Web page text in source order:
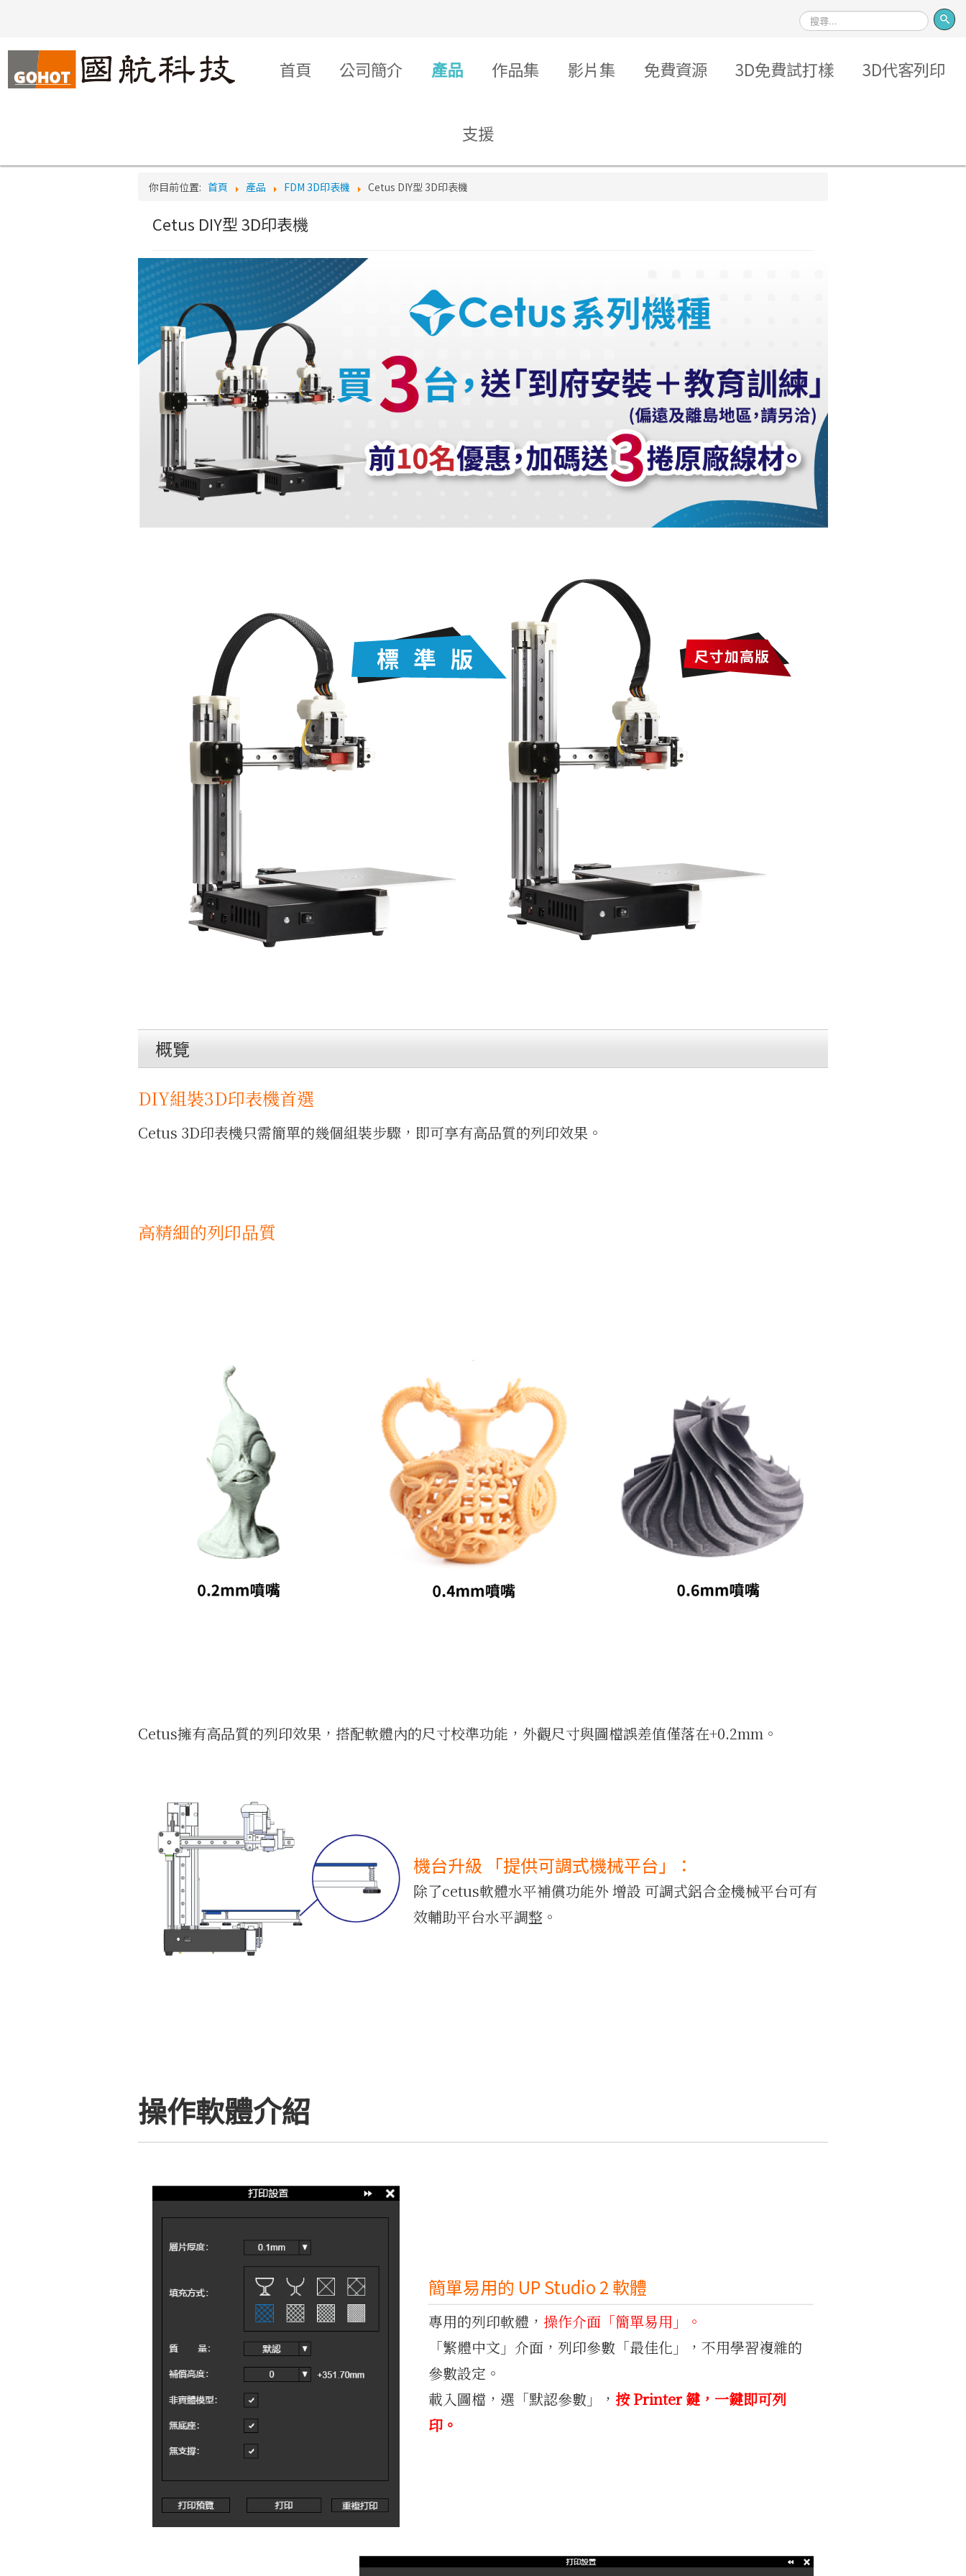
搜
尋
Logo 首頁 公司簡介 產品 作品集 影片集 免費資源 3D免費試打樣 3D代客列印
支援
你目前位置: 首頁 產品 FDM 3D印表機 Cetus DIY型 3D印表機
Cetus DIY型 3D印表機
概覽
DIY組裝3D印表機首選
Cetus 3D印表機只需簡單的幾個組裝步驟，即可享有高品質的列印效果。
高精細的列印品質
Cetus擁有高品質的列印效果，搭配軟體內的尺寸校準功能，外觀尺寸與圖檔誤差值僅落在+0.2mm。
機台升級 「提供可調式機械平台」：
除了cetus軟體水平補償功能外 增設 可調式鋁合金機械平台可有
效輔助平台水平調整。
操作軟體介紹
簡單易用的 UP Studio 2 軟體
專用的列印軟體， 操作介面「簡單易用」。
「繁體中文」介面，列印參數「最佳化」，不用學習複雜的
參數設定。
載入圖檔，選「默認參數」， 按 Printer 鍵，一鍵即可列
印。